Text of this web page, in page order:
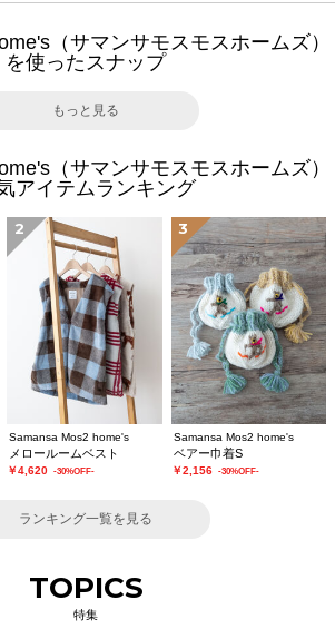
（サマンサモスモスホームズ）
を使ったスナップ
もっと見る
（サマンサモスモスホームズ）
アイテムランキング
2
Samansa Mos2 home's
メロールームベスト
￥4,620 -30%OFF-
3
Samansa Mos2 home's
ベアー巾着S
￥2,156 -30%OFF-
ランキング一覧を見る
TOPICS
特集